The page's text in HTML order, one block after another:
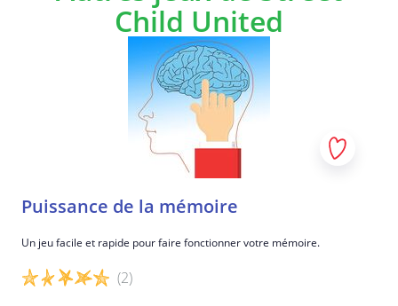
Child United
Puissance de la mémoire
Un jeu facile et rapide pour faire fonctionner votre mémoire.
(2)